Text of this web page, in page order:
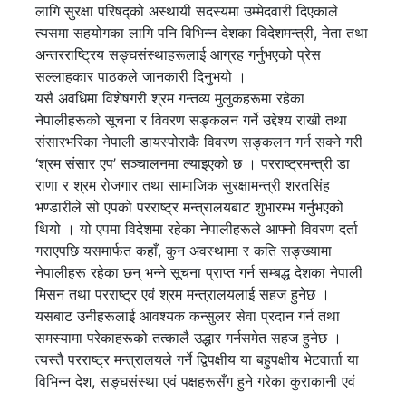
लागि सुरक्षा परिषद्को अस्थायी सदस्यमा उम्मेदवारी दिएकाले
त्यसमा सहयोगका लागि पनि विभिन्न देशका विदेशमन्त्री, नेता तथा
अन्तरराष्ट्रिय सङ्घसंस्थाहरूलाई आग्रह गर्नुभएको प्रेस
सल्लाहकार पाठकले जानकारी दिनुभयो ।
यसै अवधिमा विशेषगरी श्रम गन्तव्य मुलुकहरूमा रहेका
नेपालीहरूको सूचना र विवरण सङ्कलन गर्ने उद्देश्य राखी तथा
संसारभरिका नेपाली डायस्पोराकै विवरण सङ्कलन गर्न सक्ने गरी
‘श्रम संसार एप’ सञ्चालनमा ल्याइएको छ । परराष्ट्रमन्त्री डा
राणा र श्रम रोजगार तथा सामाजिक सुरक्षामन्त्री शरतसिंह
भण्डारीले सो एपको परराष्ट्र मन्त्रालयबाट शुभारम्भ गर्नुभएको
थियो । यो एपमा विदेशमा रहेका नेपालीहरूले आफ्नो विवरण दर्ता
गराएपछि यसमार्फत कहाँ, कुन अवस्थामा र कति सङ्ख्यामा
नेपालीहरू रहेका छन् भन्ने सूचना प्राप्त गर्न सम्बद्ध देशका नेपाली
मिसन तथा परराष्ट्र एवं श्रम मन्त्रालयलाई सहज हुनेछ ।
यसबाट उनीहरूलाई आवश्यक कन्सुलर सेवा प्रदान गर्न तथा
समस्यामा परेकाहरूको तत्कालै उद्धार गर्नसमेत सहज हुनेछ ।
त्यस्तै परराष्ट्र मन्त्रालयले गर्ने द्विपक्षीय या बहुपक्षीय भेटवार्ता या
विभिन्न देश, सङ्घसंस्था एवं पक्षहरूसँग हुने गरेका कुराकानी एवं